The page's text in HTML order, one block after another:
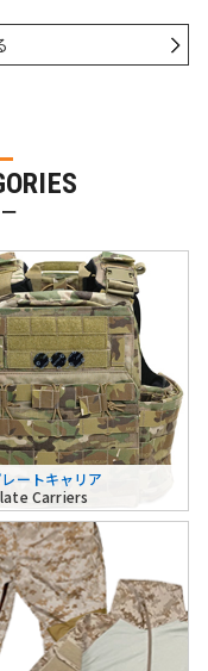
ートキャリア
Carriers